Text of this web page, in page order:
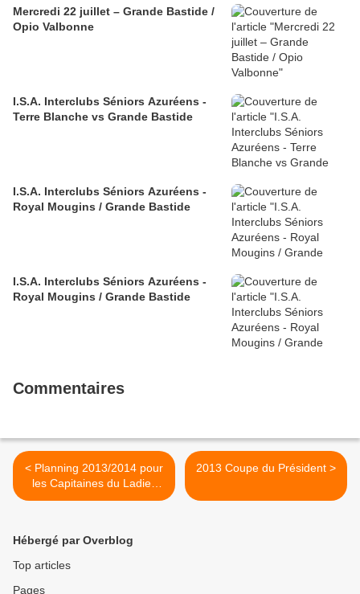
Mercredi 22 juillet – Grande Bastide /
Opio Valbonne
I.S.A. Interclubs Séniors Azuréens -
Terre Blanche vs Grande Bastide
I.S.A. Interclubs Séniors Azuréens -
Royal Mougins / Grande Bastide
I.S.A. Interclubs Séniors Azuréens -
Royal Mougins / Grande Bastide
Commentaires
< Planning 2013/2014 pour
les Capitaines du Ladies
Days les Mardi
2013 Coupe du Président >
Hébergé par Overblog
Top articles
Pages